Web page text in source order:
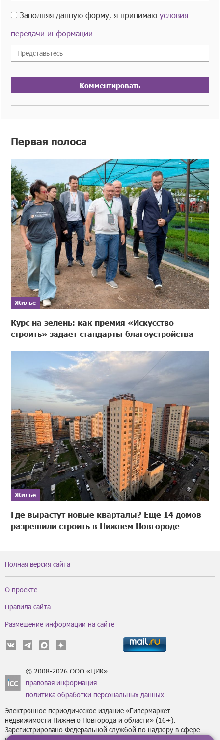
Заполняя данную форму, я принимаюусловия
передачи информации
Комментировать
Первая полоса
Жилье
Курс на зелень: как премия «Искусство
строить» задает стандарты благоустройства
Жилье
Где вырастут новые кварталы? Еще 14 домов
разрешили строить в Нижнем Новгороде
Полная версия сайта
О проекте
Правила сайта
Размещение информации на сайте
© 2008-2026 ООО «ЦИК»
правовая информация
политика обработки персональных данных
Электронное периодическое издание «Гипермаркет
недвижимости Нижнего Новгорода и области» (16+).
Зарегистрировано Федеральной службой по надзору в сфере